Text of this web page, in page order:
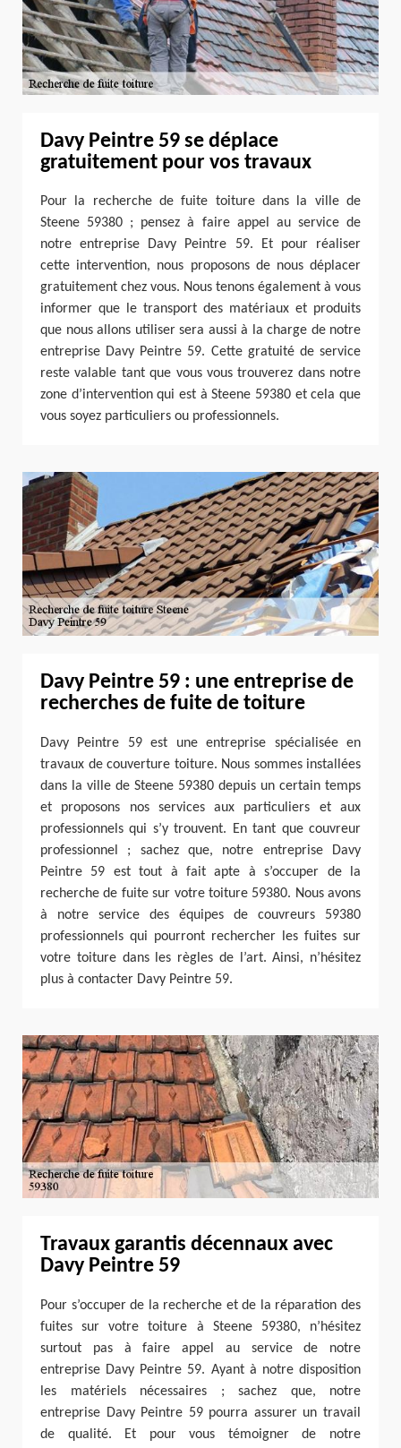
Davy Peintre 59 se déplace
gratuitement pour vos travaux
Pour la recherche de fuite toiture dans la ville de
Steene 59380 ; pensez à faire appel au service de
notre entreprise Davy Peintre 59. Et pour réaliser
cette intervention, nous proposons de nous déplacer
gratuitement chez vous. Nous tenons également à vous
informer que le transport des matériaux et produits
que nous allons utiliser sera aussi à la charge de notre
entreprise Davy Peintre 59. Cette gratuité de service
reste valable tant que vous vous trouverez dans notre
zone d’intervention qui est à Steene 59380 et cela que
vous soyez particuliers ou professionnels.
Davy Peintre 59 : une entreprise de
recherches de fuite de toiture
Davy Peintre 59 est une entreprise spécialisée en
travaux de couverture toiture. Nous sommes installées
dans la ville de Steene 59380 depuis un certain temps
et proposons nos services aux particuliers et aux
professionnels qui s’y trouvent. En tant que couvreur
professionnel ; sachez que, notre entreprise Davy
Peintre 59 est tout à fait apte à s’occuper de la
recherche de fuite sur votre toiture 59380. Nous avons
à notre service des équipes de couvreurs 59380
professionnels qui pourront rechercher les fuites sur
votre toiture dans les règles de l’art. Ainsi, n’hésitez
plus à contacter Davy Peintre 59.
Travaux garantis décennaux avec
Davy Peintre 59
Pour s’occuper de la recherche et de la réparation des
fuites sur votre toiture à Steene 59380, n’hésitez
surtout pas à faire appel au service de notre
entreprise Davy Peintre 59. Ayant à notre disposition
les matériels nécessaires ; sachez que, notre
entreprise Davy Peintre 59 pourra assurer un travail
de qualité. Et pour vous témoigner de notre